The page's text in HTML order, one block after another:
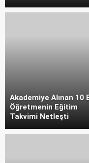
Akademiye Alınan 10
Öğretmenin Eğitim
Takvimi Netleşti